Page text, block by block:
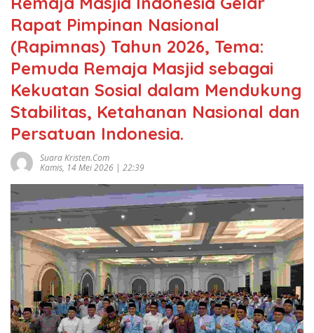
Rapat Pimpinan Nasional
(Rapimnas) Tahun 2026, Tema:
Pemuda Remaja Masjid sebagai
Kekuatan Sosial dalam Mendukung
Stabilitas, Ketahanan Nasional dan
Persatuan Indonesia.
Suara Kristen.com
Kamis, 14 Mei 2026 | 22:39